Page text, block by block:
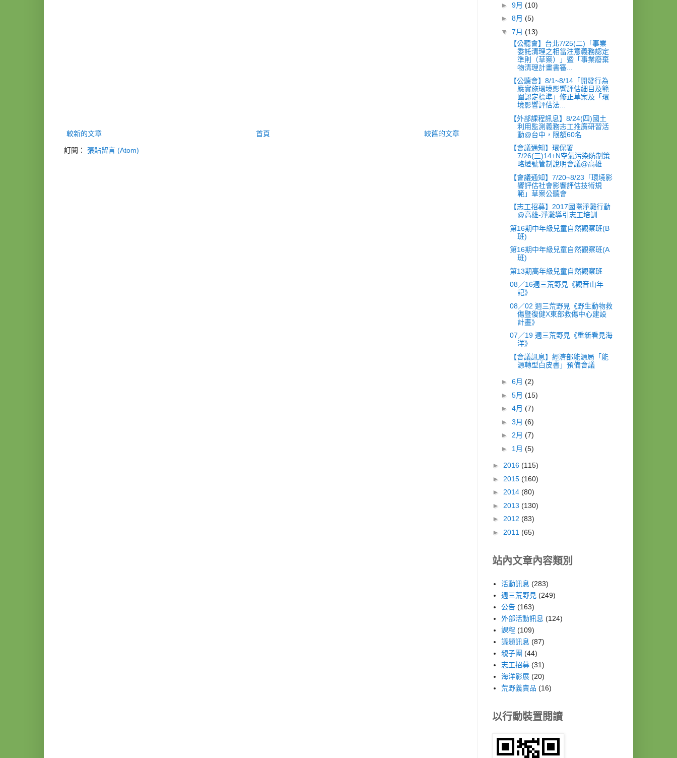
較新的文章 較舊的文章
首頁
訂閱： 張貼留言 (Atom)
► 9月 (10)
► 8月 (5)
▼ 7月 (13)
【公聽會】台北7/25(二)「事業
委託清理之相當注意義務認定
準則（草案）」暨「事業廢棄
物清理計畫書審...
【公聽會】8/1~8/14「開發行為
應實施環境影響評估細目及範
圍認定標準」修正草案及「環
境影響評估法...
【外部課程訊息】8/24(四)國土
利用監測義務志工推廣研習活
動@台中，限額60名
【會議通知】環保署
7/26(三)14+N空氣污染防制策
略燈號管制說明會議@高雄
【會議通知】7/20~8/23「環境影
響評估社會影響評估技術規
範」草案公聽會
【志工招募】2017國際淨灘行動
@高雄-淨灘導引志工培訓
第16期中年級兒童自然觀察班(B
班)
第16期中年級兒童自然觀察班(A
班)
第13期高年級兒童自然觀察班
08／16週三荒野見《觀音山年
記》
08／02 週三荒野見《野生動物救
傷暨復健X東部救傷中心建設
計畫》
07／19 週三荒野見《重新看見海
洋》
【會議訊息】經濟部能源局「能
源轉型白皮書」預備會議
► 6月 (2)
► 5月 (15)
► 4月 (7)
► 3月 (6)
► 2月 (7)
► 1月 (5)
► 2016 (115)
► 2015 (160)
► 2014 (80)
► 2013 (130)
► 2012 (83)
► 2011 (65)
站內文章內容類別
活動訊息 (283)
週三荒野見 (249)
公告 (163)
外部活動訊息 (124)
課程 (109)
議題訊息 (87)
親子團 (44)
志工招募 (31)
海洋影展 (20)
荒野義賣品 (16)
以行動裝置閱讀